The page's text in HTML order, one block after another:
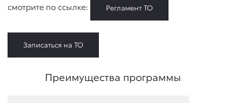
смотрите по ссылке:
Регламент ТО
Записаться на ТО
Преимущества программы